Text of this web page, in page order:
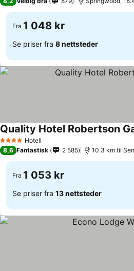
Fra 1 048 kr
Se priser fra 8 nettsteder
4 StjernerHotell
Quality Hotel Robertson
8,6 Fantastisk 2 585 10.3 km til
Fra 1 053 kr
Se priser fra 13 nettsteder